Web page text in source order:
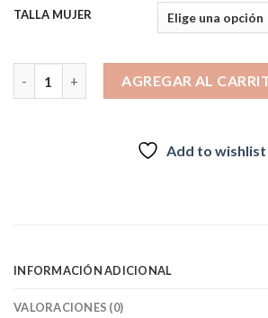
original
$119.990.
actual
es:
TALLA MUJER
AGREGAR AL
Add to wishlist
INFORMACIÓN ADICIONAL
VALORACIONES (0)